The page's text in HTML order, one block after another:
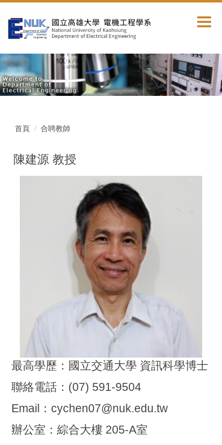
到
內
容
區
首頁 合聘教師
陳建源 教授
最高學歷：國立交通大學 資訊科學博士
聯絡電話：(07) 591-9504
Email：cychen07@nuk.edu.tw
辦公室：綜合大樓 205-A室